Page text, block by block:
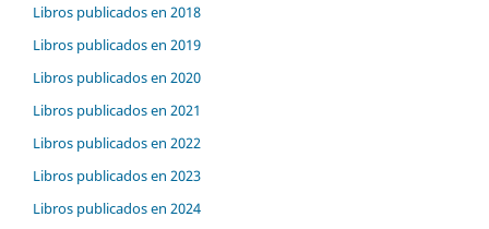
Libros publicados en 2018
Libros publicados en 2019
Libros publicados en 2020
Libros publicados en 2021
Libros publicados en 2022
Libros publicados en 2023
Libros publicados en 2024